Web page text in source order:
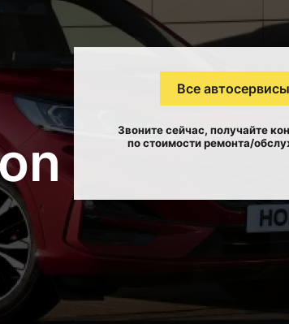
Все автосервисы
Звоните сейчас, получайте
по стоимости ремонта/